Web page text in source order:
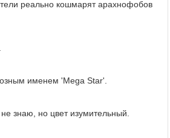
реально кошмарят арахнофобов
именем 'Mega Star'.
знаю, но цвет изумительный.